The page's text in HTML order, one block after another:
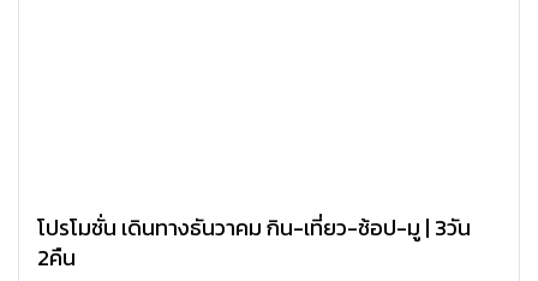
โปรโมชั่น เดินทางธันวาคม กิน-เที่ยว-ช้อป-มู | 3วัน
2คืน